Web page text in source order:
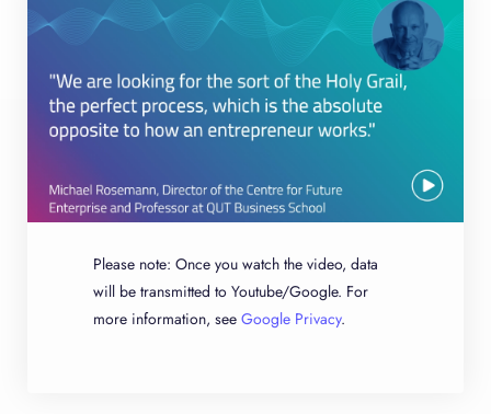
Please note: Once you watch the video, data
will be transmitted to Youtube/Google. For
more information, see Google Privacy.